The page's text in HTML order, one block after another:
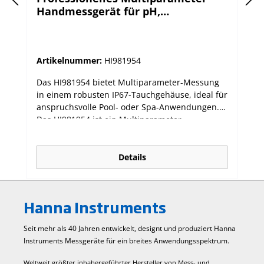
Handmessgerät für pH,
Artikelnummer: HI981954
Das HI981954 bietet Multiparameter-Messung
in einem robusten IP67-Tauchgehäuse, ideal für
anspruchsvolle Pool- oder Spa-Anwendungen.
Das HI981954 ist ein Multiparameter-
Multisensor-Messsonde in der Lage ist, bis zu 9
wichtige Messwerte zur Wasserqualität zu
generieren. Hierzu zählen pH, Redoxpotential,
Leitfähigkeit und Temperatur. Wobei für den
abgeleiteter Parameter angeboten werden,
Feststoffe, Widerstand und Salzgehalt in
verschiedenen wählbaren Einheiten. Die Sonde
Details
Hanna Instruments
Seit mehr als 40 Jahren entwickelt, designt und produziert Hanna
Instruments Mess­geräte für ein breites Anwendungs­spektrum.